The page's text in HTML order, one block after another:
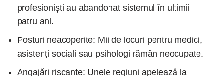
profesioniști au abandonat sistemul în ultimii
patru ani.
Posturi neacoperite: Mii de locuri pentru medici,
asistenți sociali sau psihologi rămân neocupate.
Angajări riscante: Unele regiuni apelează la